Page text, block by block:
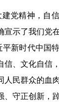
党精神，自
宣示了我们党
新时代中国
、文化自信，
民群众的血
、守正创新，